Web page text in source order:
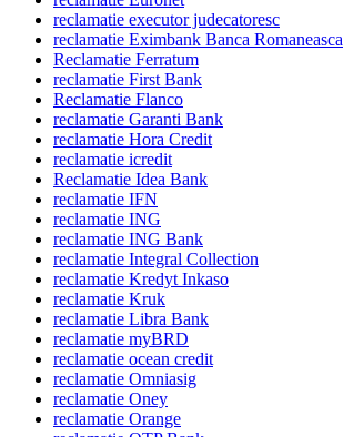
reclamatie executor judecatoresc
reclamatie Eximbank Banca Romaneasca
Reclamatie Ferratum
reclamatie First Bank
Reclamatie Flanco
reclamatie Garanti Bank
reclamatie Hora Credit
reclamatie icredit
Reclamatie Idea Bank
reclamatie IFN
reclamatie ING
reclamatie ING Bank
reclamatie Integral Collection
reclamatie Kredyt Inkaso
reclamatie Kruk
reclamatie Libra Bank
reclamatie myBRD
reclamatie ocean credit
reclamatie Omniasig
reclamatie Oney
reclamatie Orange